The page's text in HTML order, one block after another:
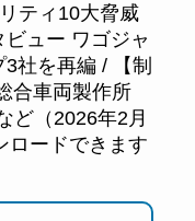
ティ10大脅威
ュー ワゴジャ
社を再編 / 【制
合車両製作所
ど（2026年2月
ロードできます